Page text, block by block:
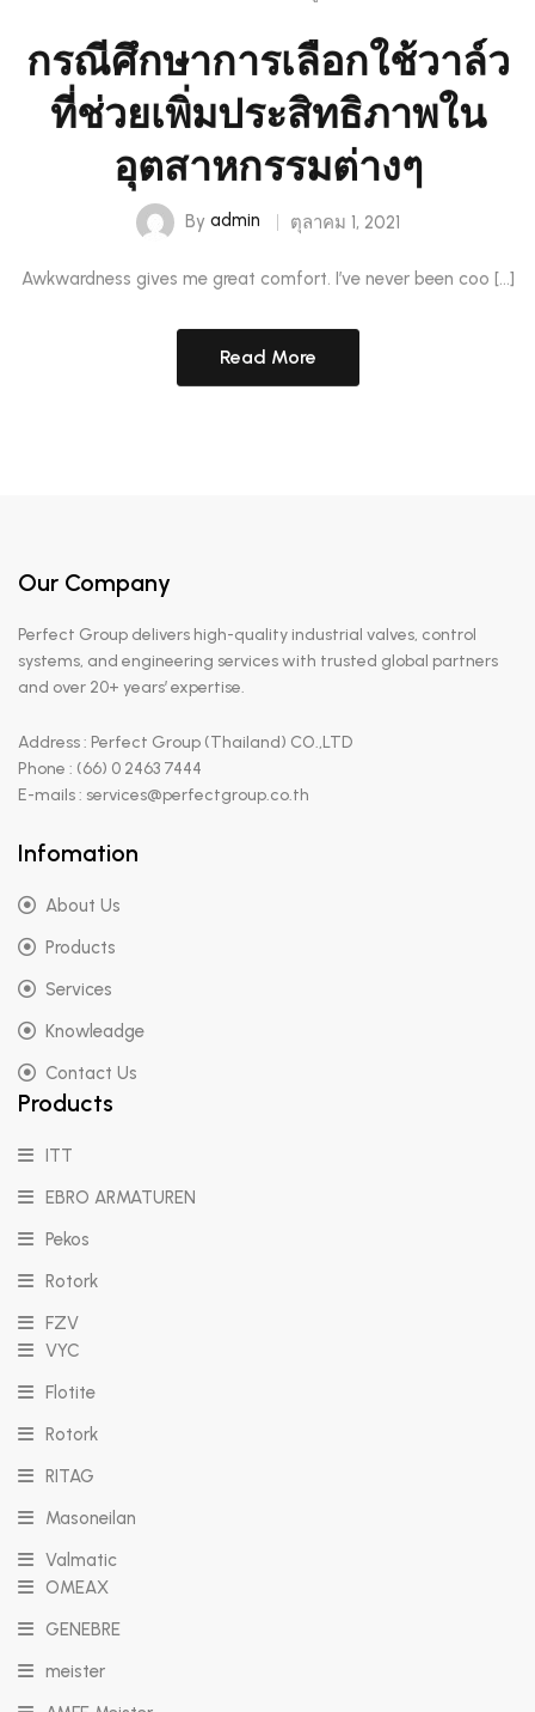
กรณีศึกษาการเลือกใช้วาล์ว
ที่ช่วยเพิ่มประสิทธิภาพใน
อุตสาหกรรมต่างๆ
By admin ตุลาคม 1, 2021
Awkwardness gives me great comfort. I’ve never been coo […]
Read More
Our Company
Perfect Group delivers high-quality industrial valves, control
systems, and engineering services with trusted global partners
and over 20+ years’ expertise.
Address : Perfect Group (Thailand) CO.,LTD
Phone : (66) 0 2463 7444
E-mails : services@perfectgroup.co.th
Infomation
About Us
Products
Services
Knowleadge
Contact Us
Products
ITT
EBRO ARMATUREN
Pekos
Rotork
FZV
VYC
Flotite
Rotork
RITAG
Masoneilan
Valmatic
OMEAX
GENEBRE
meister